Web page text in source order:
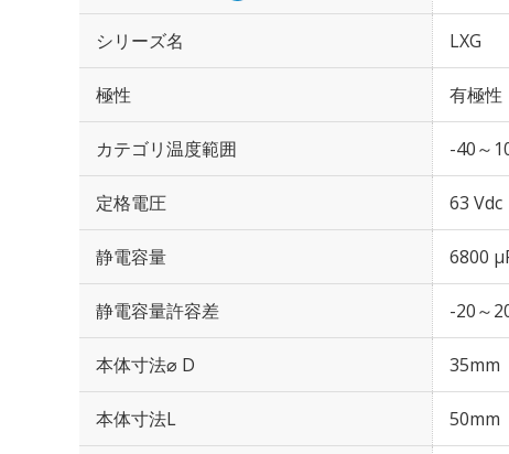
シリーズ名 LXG
極性 有極性
カテゴリ温度範囲 -40～
定格電圧 63 Vdc
静電容量 6800
静電容量許容差 -20～
本体寸法⌀ D 35mm
本体寸法L 50mm